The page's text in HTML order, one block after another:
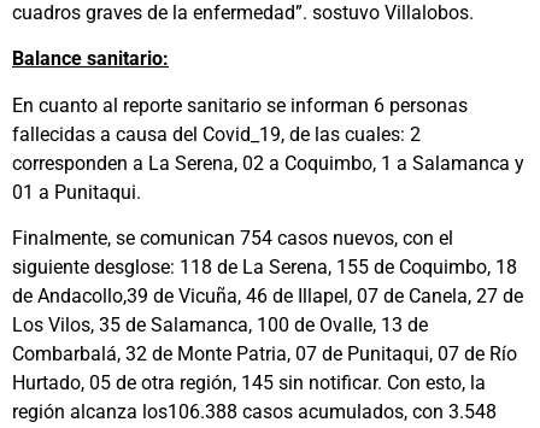
cuadros graves de la enfermedad”. sostuvo Villalobos.
Balance sanitario:
En cuanto al reporte sanitario se informan 6 personas
fallecidas a causa del Covid_19, de las cuales: 2
corresponden a La Serena, 02 a Coquimbo, 1 a Salamanca y
01 a Punitaqui.
Finalmente, se comunican 754 casos nuevos, con el
siguiente desglose: 118 de La Serena, 155 de Coquimbo, 18
de Andacollo,39 de Vicuña, 46 de Illapel, 07 de Canela, 27 de
Los Vilos, 35 de Salamanca, 100 de Ovalle, 13 de
Combarbalá, 32 de Monte Patria, 07 de Punitaqui, 07 de Río
Hurtado, 05 de otra región, 145 sin notificar. Con esto, la
región alcanza los106.388 casos acumulados, con 3.548